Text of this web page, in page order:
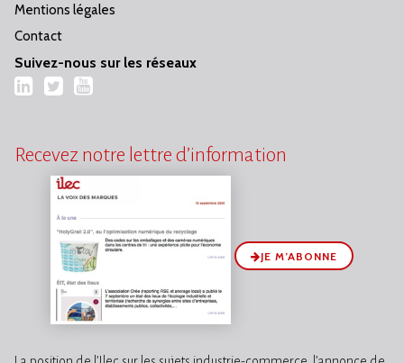
Mentions légales
Contact
Suivez-nous sur les réseaux
LinkedIn
TwitterYouTube
Recevez notre lettre d’information
JE M’ABONNE